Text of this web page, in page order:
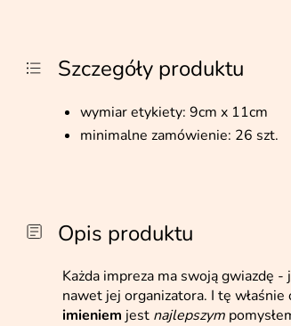
Szczegóły produktu
wymiar etykiety: 9cm x 11cm
minimalne zamówienie: 26 szt.
Opis produktu
Każda impreza ma swoją gwiazdę -
nawet jej organizatora. I tę
imieniem jest najlepszym